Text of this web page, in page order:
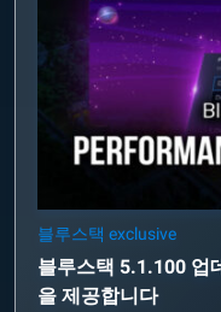
블루스택 exclusive
블루스택 5.1.100 업
을 제공합니다